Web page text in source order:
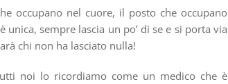
occupano nel cuore, il posto che occupano
sempre lascia un po’ di se e si porta via
chi non ha lasciato nulla!
noi lo ricordiamo come un medico che è